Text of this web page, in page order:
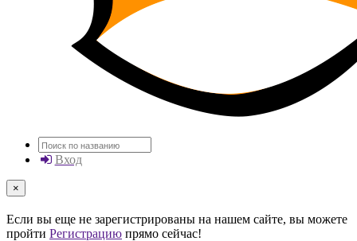
Вход
×
Если вы еще не зарегистрированы на нашем сайте, вы можете
пройти Регистрацию прямо сейчас!